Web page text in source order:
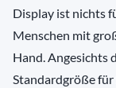
Display ist nichts
Menschen mit
Hand. Angesichts
Standardgröße für